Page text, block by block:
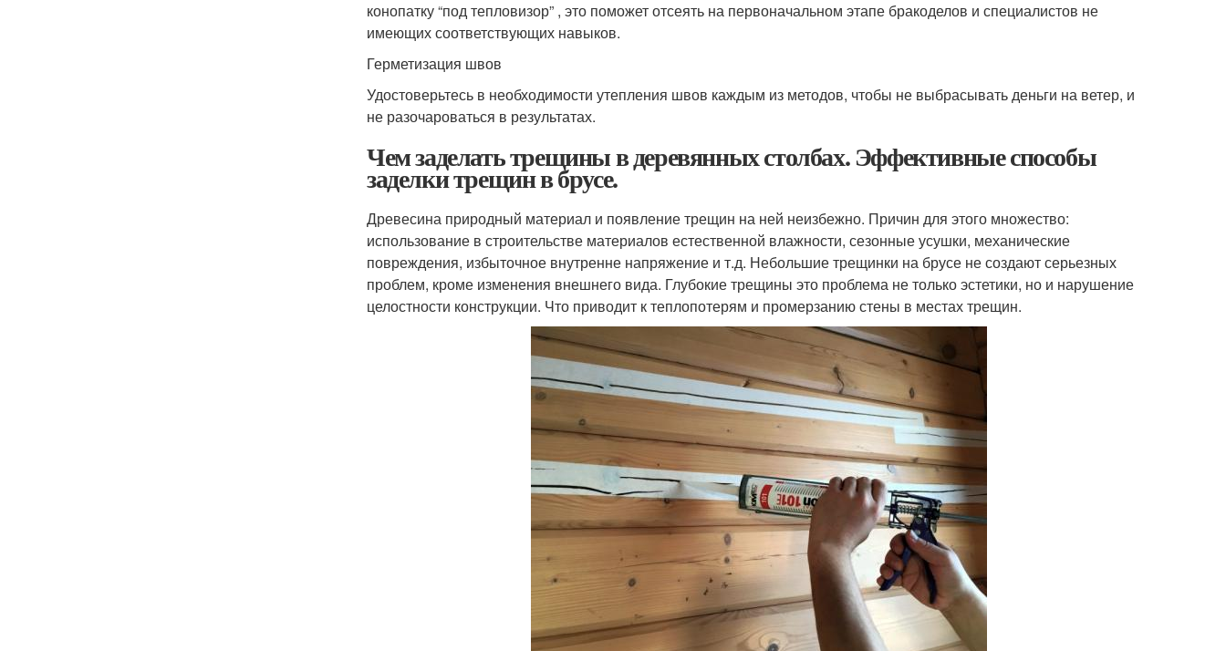
конопатку “под тепловизор” , это поможет отсеять на первоначальном этапе бракоделов и специалистов не
имеющих соответствующих навыков.
Герметизация швов
Удостоверьтесь в необходимости утепления швов каждым из методов, чтобы не выбрасывать деньги на ветер, и
не разочароваться в результатах.
Чем заделать трещины в деревянных столбах. Эффективные способы
заделки трещин в брусе.
Древесина природный материал и появление трещин на ней неизбежно. Причин для этого множество:
использование в строительстве материалов естественной влажности, сезонные усушки, механические
повреждения, избыточное внутренне напряжение и т.д. Небольшие трещинки на брусе не создают серьезных
проблем, кроме изменения внешнего вида. Глубокие трещины это проблема не только эстетики, но и нарушение
целостности конструкции. Что приводит к теплопотерям и промерзанию стены в местах трещин.